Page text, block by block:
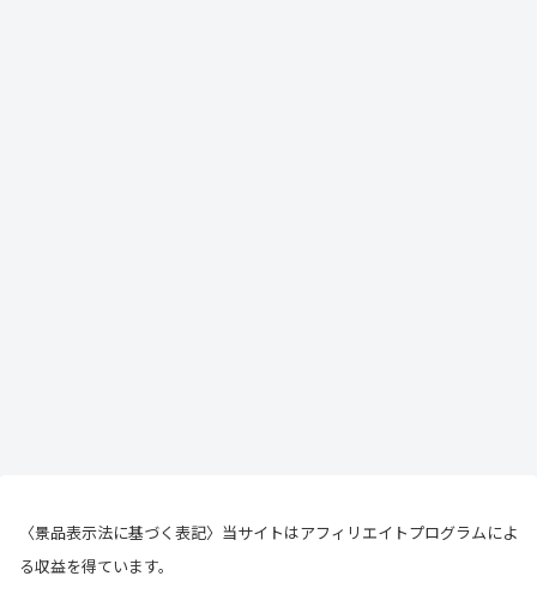
〈景品表示法に基づく表記〉当サイトはアフィリエイトプログラムによ
る収益を得ています。